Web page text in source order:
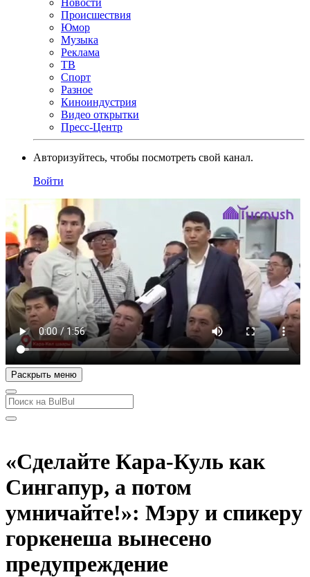
Новости
Происшествия
Юмор
Музыка
Реклама
ТВ
Спорт
Разное
Киноиндустрия
Видео открытки
Пресс-Центр
Авторизуйтесь, чтобы посмотреть свой канал.
Войти
Раскрыть меню
«Сделайте Кара-Куль как
Сингапур, а потом
умничайте!»: Мэру и спикеру
горкенеша вынесено
предупреждение